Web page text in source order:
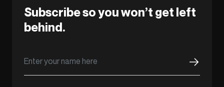
Subscribe so you won’t get left
behind.